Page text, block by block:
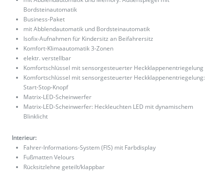
Bordsteinautomatik
Business-Paket
mit Abblendautomatik und Bordsteinautomatik
Isofix-Aufnahmen für Kindersitz an Beifahrersitz
Komfort-Klimaautomatik 3-Zonen
elektr. verstellbar
Komfortschlüssel mit sensorgesteuerter Heckklappenentriegelung
Komfortschlüssel mit sensorgesteuerter Heckklappenentriegelung:
Start-Stop-Knopf
Matrix-LED-Scheinwerfer
Matrix-LED-Scheinwerfer: Heckleuchten LED mit dynamischem
Blinklicht
Interieur:
Fahrer-Informations-System (FIS) mit Farbdisplay
Fußmatten Velours
Rücksitzlehne geteilt/klappbar